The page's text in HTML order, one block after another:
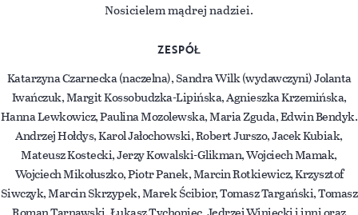
Nosicielem mądrej nadziei.
ZESPÓŁ
Katarzyna Czarnecka (naczelna), Sandra Wilk (wydawczyni) Jolanta
Iwańczuk, Margit Kossobudzka-Lipińska, Agnieszka Krzemińska,
Hanna Lewkowicz, Paulina Mozolewska, Maria Zguda, Edwin Bendyk.
Andrzej Hołdys, Karol Jałochowski, Robert Jurszo, Jacek Kubiak,
Mateusz Kostecki, Jerzy Kowalski-Glikman, Wojciech Mamak,
Wojciech Mikołuszko, Piotr Panek, Marcin Rotkiewicz, Krzysztof
Siwczyk, Marcin Skrzypek, Marek Ścibior, Tomasz Targański, Tomasz